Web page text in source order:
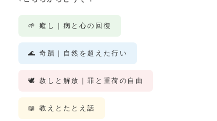
🌱 癒し｜病と心の回復
🌊 奇蹟｜自然を超えた行い
🕊️ 赦しと解放｜罪と重荷の自由
📖 教えとたとえ話